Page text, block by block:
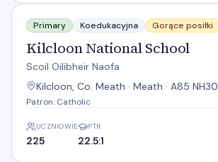
Kilcloon National School
Primary Koedukacyjna Gorące posiłki
Kilcloon National School
Scoil Oilibheir Naofa
Kilcloon, Co. Meath · Meath · A85 NH30
Patron: Catholic
UCZNIOWIE
225
PTR
22.5:1